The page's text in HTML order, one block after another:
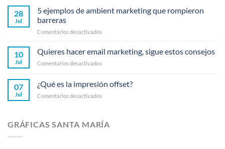
28
Jul
5 ejemplos de ambient marketing que rompieron
barreras
Comentarios desactivados
ejemplos
ambient
que
barreras
10
Jul
Quieres hacer email marketing, sigue estos consejos
Comentarios desactivados
email
marketing,
consejos
07
Jul
¿Qué es la impresión offset?
Comentarios desactivados
la
impresión
GRÁFICAS SANTA MARÍA